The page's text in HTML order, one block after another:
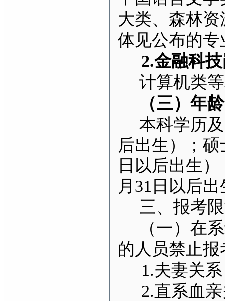
大类、森林
体见公布的
2.金融科
计算机类
（三）年龄
本科学历
后出生）；硕
日以后出生
月31日以后
三、报考
（一）在
的人员禁止
1.夫妻关
2.直系血